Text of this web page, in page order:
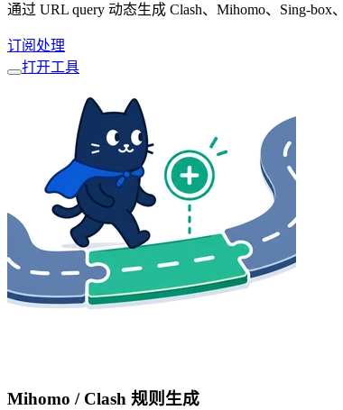
通过 URL query 动态生成 Clash、Mihomo、Sing-box
订阅处理
打开工具
Mihomo / Clash 规则生成